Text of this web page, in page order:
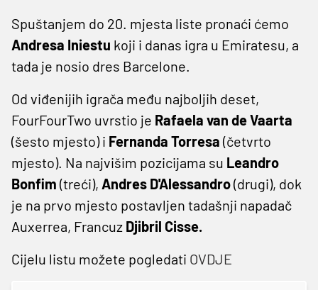
Spuštanjem do 20. mjesta liste pronaći ćemo
Andresa Iniestu koji i danas igra u Emiratesu, a
tada je nosio dres Barcelone.
Od viđenijih igrača među najboljih deset,
FourFourTwo uvrstio je Rafaela van de Vaarta
(šesto mjesto) i Fernanda Torresa (četvrto
mjesto). Na najvišim pozicijama su Leandro
Bonfim (treći), Andres D'Alessandro(drugi), dok
je na prvo mjesto postavljen tadašnji napadač
Auxerrea, Francuz Djibril Cisse.
Cijelu listu možete pogledati OVDJE